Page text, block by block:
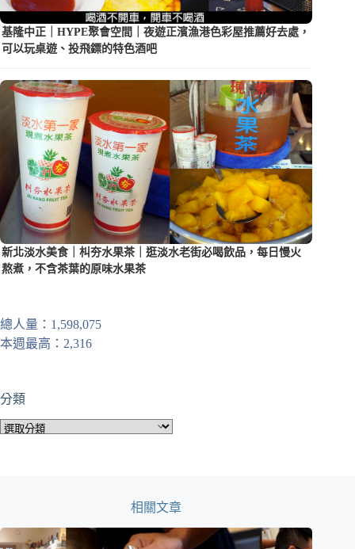
基隆中正｜HYPE聚會空間｜夜遊正濱漁港色彩屋推薦好去處，
可以玩桌遊、投飛鏢的特色酒吧
新北淡水美食｜朻夯水果茶｜逛淡水老街必喝飲品，每日慢火
熬煮，不含茶葉的原味水果茶
總人量：1,598,075
本週最高：2,316
分類
分
相關文章